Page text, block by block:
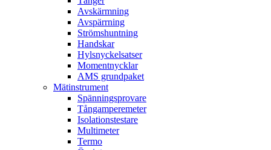
Avskärmning
Avspärrning
Strömshuntning
Handskar
Hylsnyckelsatser
Momentnycklar
AMS grundpaket
Mätinstrument
Spänningsprovare
Tångamperemeter
Isolationstestare
Multimeter
Termo